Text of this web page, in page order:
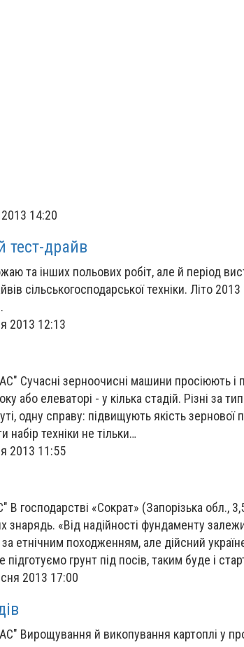
14:20
тест-драйв
та інших польових робіт, але й період
сільськогосподарської техніки. Літо
2013 12:13
Сучасні зерноочисні машини просіюють і
або елеваторі - у кілька стадій. Різні за
одну справу: підвищують якість зернової
техніки не тільки…
2013 11:55
господарстві «Сократ» (Запорізька обл.,
«Від надійності фундаменту
етнічним походженням, але дійсний
грунт під посів, таким буде і
2013 17:00
Вирощування й викопування картоплі у